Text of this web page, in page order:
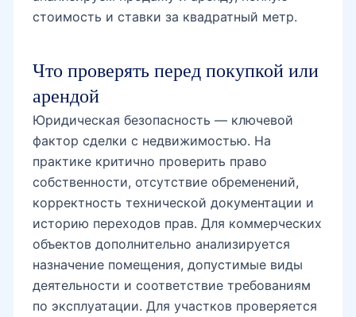
стоимость и ставки за квадратный метр.
Что проверять перед покупкой или
арендой
Юридическая безопасность — ключевой
фактор сделки с недвижимостью. На
практике критично проверить право
собственности, отсутствие обременений,
корректность технической документации и
историю переходов прав. Для коммерческих
объектов дополнительно анализируется
назначение помещения, допустимые виды
деятельности и соответствие требованиям
по эксплуатации. Для участков проверяется